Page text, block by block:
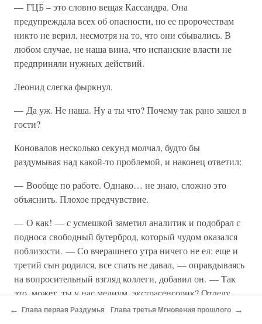
— ГЦБ – это словно вещая Кассандра. Она
предупреждала всех об опасности, но ее пророчествам
никто не верил, несмотря на то, что они сбывались. В
любом случае, не наша вина, что испанские власти не
предприняли нужных действий.
Леонид слегка фыркнул.
— Да уж. Не наша. Ну а ты что? Почему так рано зашел в
гости?
Коновалов несколько секунд молчал, будто бы
раздумывая над какой-то проблемой, и наконец ответил:
— Вообще по работе. Однако… не знаю, сложно это
объяснить. Плохое предчувствие.
— О как! — с усмешкой заметил аналитик и подобрал с
подноса свободный бутерброд, который чудом оказался
поблизости. — Со вчерашнего утра ничего не ел: еще и
третий сын родился, все спать не давал, — оправдываясь
на вопросительный взгляд коллеги, добавил он. — Так
это, может, ты у нас медиум, экстрасенсорик? Отделу
пограничной науки такие нужны.
← Глава первая Раздумья Глава третья Мгновения прошлого →